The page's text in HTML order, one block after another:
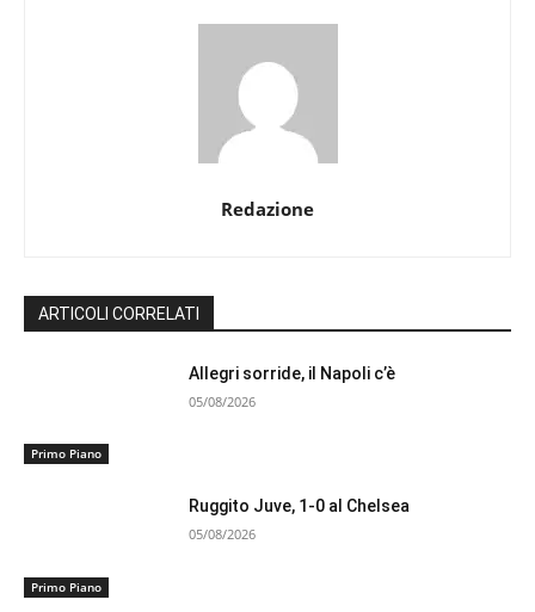
Redazione
ARTICOLI CORRELATI
Primo Piano
Allegri sorride, il Napoli c’è
05/08/2026
Primo Piano
Ruggito Juve, 1-0 al Chelsea
05/08/2026